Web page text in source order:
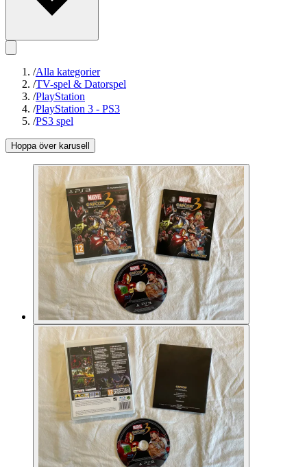
/Alla kategorier
/TV-spel & Datorspel
/PlayStation
/PlayStation 3 - PS3
/PS3 spel
Hoppa över karusell